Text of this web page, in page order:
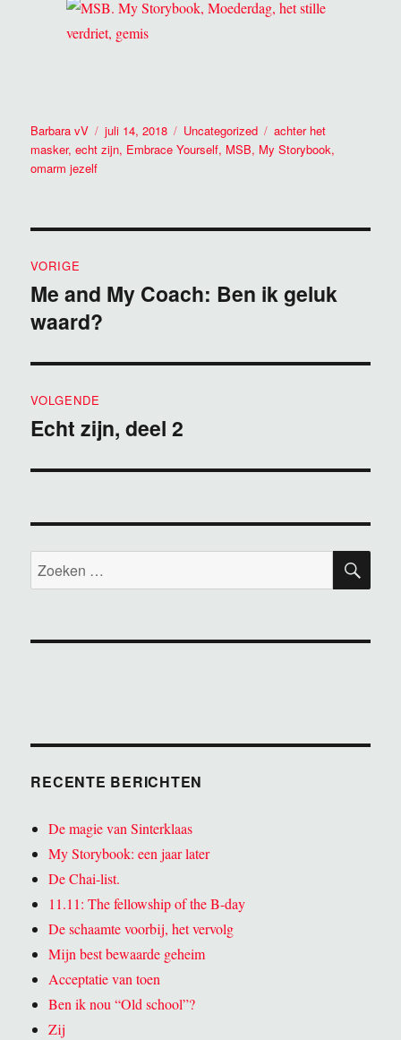
Auteur
Barbara vV
Geplaatst
op
juli 14, 2018 Categorieën
Uncategorized Tags
achter het
masker,echt zijn, Embrace Yourself, MSB, My Storybook,
omarm jezelf
navigatie
VORIGE
Vorig
bericht:
Me and My Coach: Ben ik geluk
waard?
VOLGENDE
Volgend
Echt zijn, deel 2
Zoeken
naar:
RECENTE BERICHTEN
De magie van Sinterklaas
My Storybook: een jaar later
De Chai-list.
11.11: The fellowship of the B-day
De schaamte voorbij, het vervolg
Mijn best bewaarde geheim
Acceptatie van toen
Ben ik nou “Old school”?
Zij